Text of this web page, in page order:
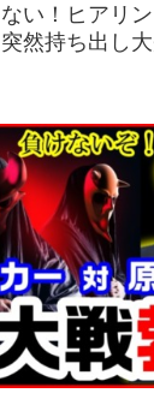
い！ヒアリ
然持ち出し